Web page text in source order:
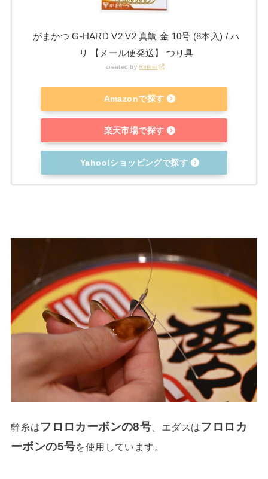
がまかつ G-HARD V2 V2 真鯛 金 10号 (8本入) / ハ
リ 【メール便発送】 つり具
created by Rinker
Amazonで探す
楽天市場で探す
Yahoo!ショッピングで探す
幹糸はフロロカーボンの8号 、エダスはフロロカ
ーボンの5号を使用しています。